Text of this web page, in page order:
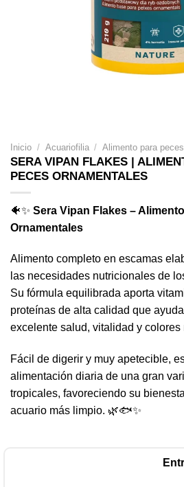
Inicio / Acuariofilia / Alimento para peces
SERA VIPAN FLAKES |
PECES ORNAMENTALES
🐠✨ Sera Vipan Flakes –
Ornamentales
Alimento completo en escamas
las necesidades nutricionales de
Su fórmula equilibrada aporta
proteínas de alta calidad que
excelente salud, vitalidad y colores
Fácil de digerir y muy apetecible,
alimentación diaria de una gran
tropicales, favoreciendo su
acuario más limpio. 🌿🐟✨